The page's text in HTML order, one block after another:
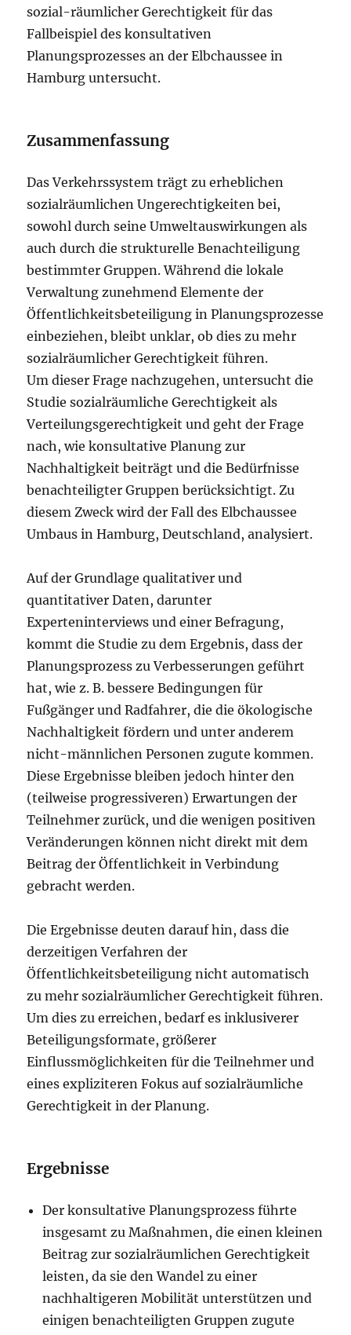
sozial-räumlicher Gerechtigkeit für das
Fallbeispiel des konsultativen
Planungsprozesses an der Elbchaussee in
Hamburg untersucht.
Zusammenfassung
Das Verkehrssystem trägt zu erheblichen
sozialräumlichen Ungerechtigkeiten bei,
sowohl durch seine Umweltauswirkungen als
auch durch die strukturelle Benachteiligung
bestimmter Gruppen. Während die lokale
Verwaltung zunehmend Elemente der
Öffentlichkeitsbeteiligung in Planungsprozesse
einbeziehen, bleibt unklar, ob dies zu mehr
sozialräumlicher Gerechtigkeit führen.
Um dieser Frage nachzugehen, untersucht die
Studie sozialräumliche Gerechtigkeit als
Verteilungsgerechtigkeit und geht der Frage
nach, wie konsultative Planung zur
Nachhaltigkeit beiträgt und die Bedürfnisse
benachteiligter Gruppen berücksichtigt. Zu
diesem Zweck wird der Fall des Elbchaussee
Umbaus in Hamburg, Deutschland, analysiert.
Auf der Grundlage qualitativer und
quantitativer Daten, darunter
Experteninterviews und einer Befragung,
kommt die Studie zu dem Ergebnis, dass der
Planungsprozess zu Verbesserungen geführt
hat, wie z. B. bessere Bedingungen für
Fußgänger und Radfahrer, die die ökologische
Nachhaltigkeit fördern und unter anderem
nicht-männlichen Personen zugute kommen.
Diese Ergebnisse bleiben jedoch hinter den
(teilweise progressiveren) Erwartungen der
Teilnehmer zurück, und die wenigen positiven
Veränderungen können nicht direkt mit dem
Beitrag der Öffentlichkeit in Verbindung
gebracht werden.
Die Ergebnisse deuten darauf hin, dass die
derzeitigen Verfahren der
Öffentlichkeitsbeteiligung nicht automatisch
zu mehr sozialräumlicher Gerechtigkeit führen.
Um dies zu erreichen, bedarf es inklusiverer
Beteiligungsformate, größerer
Einflussmöglichkeiten für die Teilnehmer und
eines expliziteren Fokus auf sozialräumliche
Gerechtigkeit in der Planung.
Ergebnisse
Der konsultative Planungsprozess führte
insgesamt zu Maßnahmen, die einen kleinen
Beitrag zur sozialräumlichen Gerechtigkeit
leisten, da sie den Wandel zu einer
nachhaltigeren Mobilität unterstützen und
einigen benachteiligten Gruppen zugute